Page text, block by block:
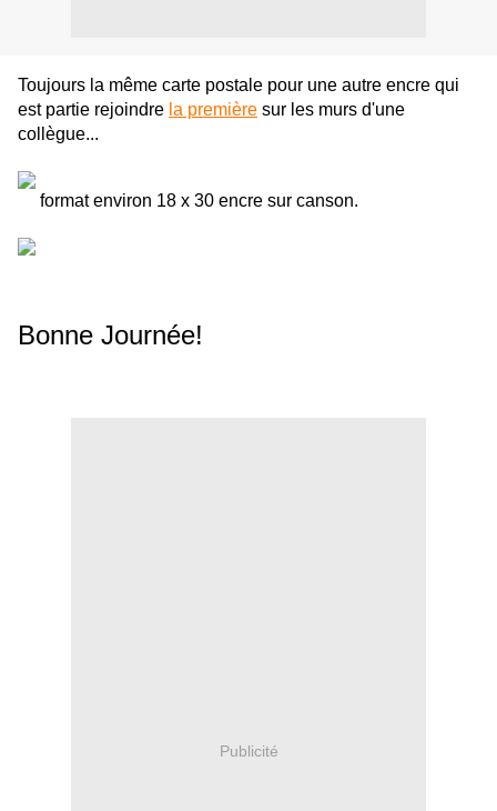
Toujours la même carte postale pour une autre encre qui
est partie rejoindre la première sur les murs d'une
collègue...
format environ 18 x 30 encre sur canson.
Bonne Journée!
Publicité